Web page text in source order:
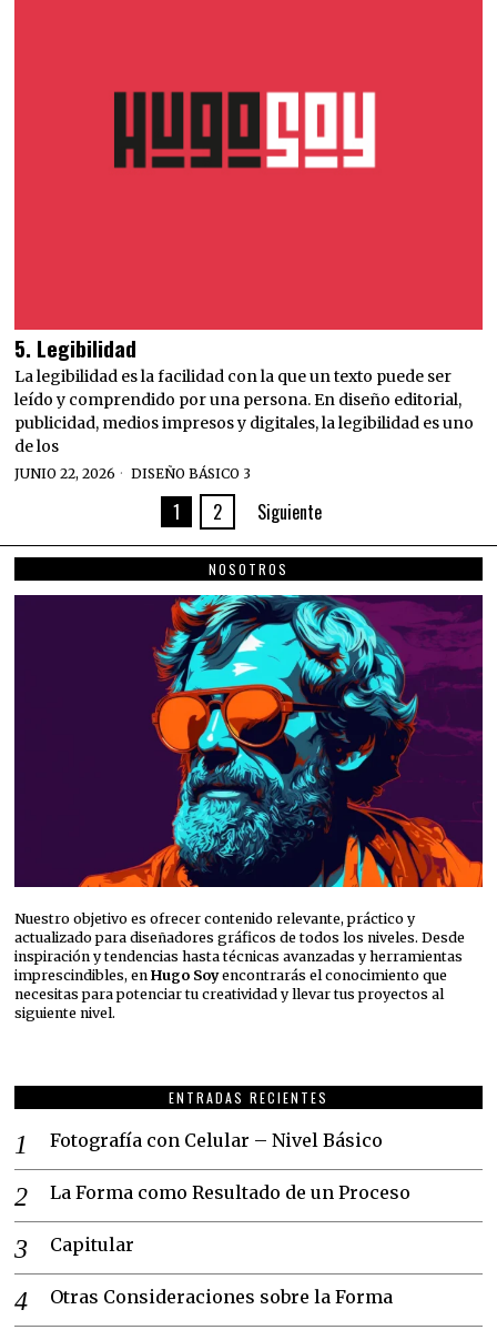
5. Legibilidad
La legibilidad es la facilidad con la que un texto puede ser
leído y comprendido por una persona. En diseño editorial,
publicidad, medios impresos y digitales, la legibilidad es uno
de los
JUNIO 22, 2026 DISEÑO BÁSICO 3
1 2 Siguiente
NOSOTROS
Nuestro objetivo es ofrecer contenido relevante, práctico y
actualizado para diseñadores gráficos de todos los niveles. Desde
inspiración y tendencias hasta técnicas avanzadas y herramientas
imprescindibles, enHugo Soyencontrarás el conocimiento que
necesitas para potenciar tu creatividad y llevar tus proyectos al
siguiente nivel.
ENTRADAS RECIENTES
Fotografía con Celular – Nivel Básico
La Forma como Resultado de un Proceso
Capitular
Otras Consideraciones sobre la Forma